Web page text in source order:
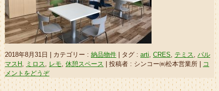
2018年8月31日 | カテゴリー : 納品物件 | タグ : arti CRES テミス
パル
マスH
ミロス レモ 休憩スペース | 投稿者 : シンコー㈱松本営業所 | コ
メントをどうぞ